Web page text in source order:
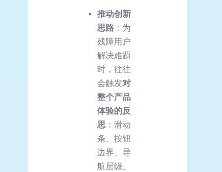
推动创新
思路 ：为
残障用户
解决难题
时，往往
会触发对
整个产品
体验的反
思 ：滑动
条、按钮
边界、导
航层级、